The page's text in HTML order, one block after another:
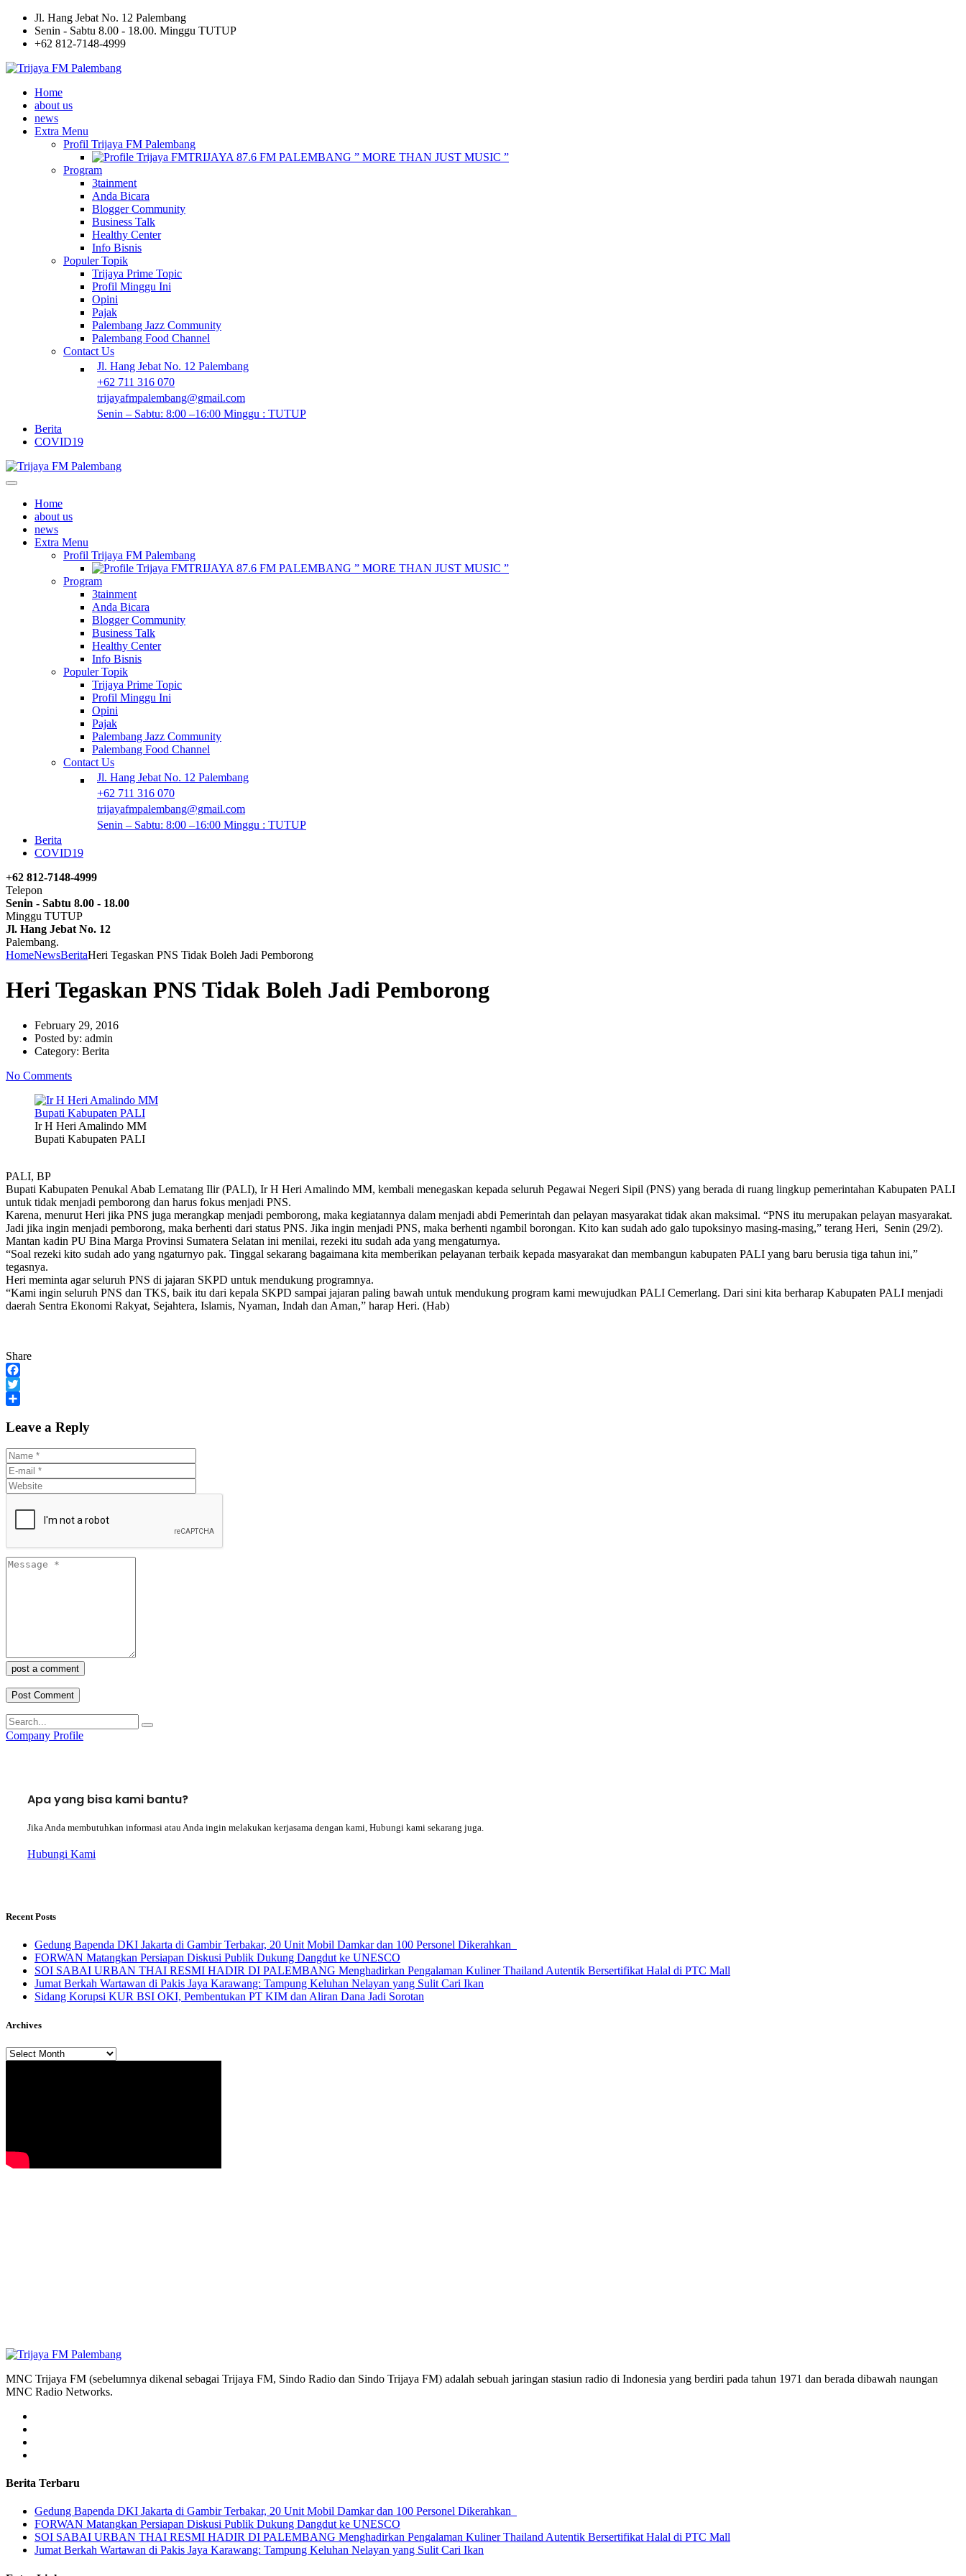
Jl. Hang Jebat No. 12 Palembang
Senin - Sabtu 8.00 - 18.00. Minggu TUTUP
+62 812-7148-4999
Home
about us
news
Extra Menu
Profil Trijaya FM Palembang
TRIJAYA 87.6 FM PALEMBANG ” MORE THAN JUST MUSIC ”
Program
3tainment
Anda Bicara
Blogger Community
Business Talk
Healthy Center
Info Bisnis
Populer Topik
Trijaya Prime Topic
Profil Minggu Ini
Opini
Pajak
Palembang Jazz Community
Palembang Food Channel
Contact Us
Jl. Hang Jebat No. 12 Palembang
+62 711 316 070
trijayafmpalembang@gmail.com
Senin – Sabtu: 8:00 –16:00 Minggu : TUTUP
Berita
COVID19
Home
about us
news
Extra Menu
Profil Trijaya FM Palembang
TRIJAYA 87.6 FM PALEMBANG ” MORE THAN JUST MUSIC ”
Program
3tainment
Anda Bicara
Blogger Community
Business Talk
Healthy Center
Info Bisnis
Populer Topik
Trijaya Prime Topic
Profil Minggu Ini
Opini
Pajak
Palembang Jazz Community
Palembang Food Channel
Contact Us
Jl. Hang Jebat No. 12 Palembang
+62 711 316 070
trijayafmpalembang@gmail.com
Senin – Sabtu: 8:00 –16:00 Minggu : TUTUP
Berita
COVID19
+62 812-7148-4999
Telepon
Senin - Sabtu 8.00 - 18.00
Minggu TUTUP
Jl. Hang Jebat No. 12
Palembang.
HomeNewsBeritaHeri Tegaskan PNS Tidak Boleh Jadi Pemborong
Heri Tegaskan PNS Tidak Boleh Jadi Pemborong
February 29, 2016
Posted by: admin
Category: Berita
No Comments
Ir H Heri Amalindo MM
Bupati Kabupaten PALI
PALI, BP
Bupati Kabupaten Penukal Abab Lematang Ilir (PALI), Ir H Heri Amalindo MM, kembali menegaskan kepada seluruh Pegawai Negeri Sipil (PNS) yang berada di ruang lingkup pemerintahan Kabupaten PALI
untuk tidak menjadi pemborong dan harus fokus menjadi PNS.
Karena, menurut Heri jika PNS juga merangkap menjadi pemborong, maka kegiatannya dalam menjadi abdi Pemerintah dan pelayan masyarakat tidak akan maksimal. “PNS itu merupakan pelayan masyarakat.
Jadi jika ingin menjadi pemborong, maka berhenti dari status PNS. Jika ingin menjadi PNS, maka berhenti ngambil borongan. Kito kan sudah ado galo tupoksinyo masing-masing,” terang Heri, Senin (29/2).
Mantan kadin PU Bina Marga Provinsi Sumatera Selatan ini menilai, rezeki itu sudah ada yang mengaturnya.
“Soal rezeki kito sudah ado yang ngaturnyo pak. Tinggal sekarang bagaimana kita memberikan pelayanan terbaik kepada masyarakat dan membangun kabupaten PALI yang baru berusia tiga tahun ini,”
tegasnya.
Heri meminta agar seluruh PNS di jajaran SKPD untuk mendukung programnya.
“Kami ingin seluruh PNS dan TKS, baik itu dari kepala SKPD sampai jajaran paling bawah untuk mendukung program kami mewujudkan PALI Cemerlang. Dari sini kita berharap Kabupaten PALI menjadi
daerah Sentra Ekonomi Rakyat, Sejahtera, Islamis, Nyaman, Indah dan Aman,” harap Heri. (Hab)
Share
Facebook
Twitter
Leave a Reply
post a comment
Company Profile
Apa yang bisa kami bantu?
Jika Anda membutuhkan informasi atau Anda ingin melakukan kerjasama dengan kami, Hubungi kami sekarang juga.
Hubungi Kami
Recent Posts
Gedung Bapenda DKI Jakarta di Gambir Terbakar, 20 Unit Mobil Damkar dan 100 Personel Dikerahkan
FORWAN Matangkan Persiapan Diskusi Publik Dukung Dangdut ke UNESCO
SOI SABAI URBAN THAI RESMI HADIR DI PALEMBANG Menghadirkan Pengalaman Kuliner Thailand Autentik Bersertifikat Halal di PTC Mall
Jumat Berkah Wartawan di Pakis Jaya Karawang: Tampung Keluhan Nelayan yang Sulit Cari Ikan
Sidang Korupsi KUR BSI OKI, Pembentukan PT KIM dan Aliran Dana Jadi Sorotan
Archives
Archives
MNC Trijaya FM (sebelumnya dikenal sebagai Trijaya FM, Sindo Radio dan Sindo Trijaya FM) adalah sebuah jaringan stasiun radio di Indonesia yang berdiri pada tahun 1971 dan berada dibawah naungan
MNC Radio Networks.
Berita Terbaru
Gedung Bapenda DKI Jakarta di Gambir Terbakar, 20 Unit Mobil Damkar dan 100 Personel Dikerahkan
FORWAN Matangkan Persiapan Diskusi Publik Dukung Dangdut ke UNESCO
SOI SABAI URBAN THAI RESMI HADIR DI PALEMBANG Menghadirkan Pengalaman Kuliner Thailand Autentik Bersertifikat Halal di PTC Mall
Jumat Berkah Wartawan di Pakis Jaya Karawang: Tampung Keluhan Nelayan yang Sulit Cari Ikan